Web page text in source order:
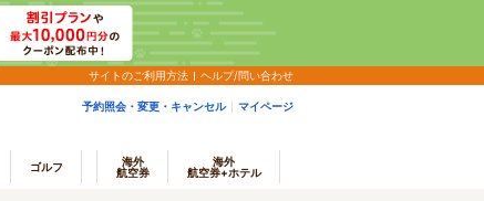
サイトのご利用方法 ヘルプ/問い合わせ
予約照会・変更・キャンセル マイページ
ゴルフ
海外
航空券
海外
航空券+ホテル